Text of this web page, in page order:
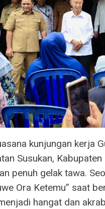
kunjungan kerja
Susukan,
penuh gelak tawa.
Ora Ketemu” saat
hangat dan